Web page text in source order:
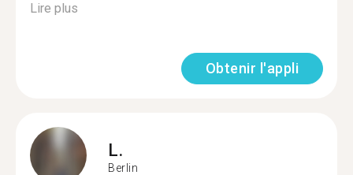
Lire plus
Obtenir l'appli
L.
Berlin